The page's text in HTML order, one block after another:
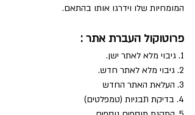
המומחיות שלו וידרגו אותו בהתאם.
פרוטוקול העברת אתר :
1. גיבוי מלא לאתר ישן.
2. גיבוי מלא לאתר חדש.
3. העלאת האתר החדש
4. בדיקת תבניות (טמפלטים)